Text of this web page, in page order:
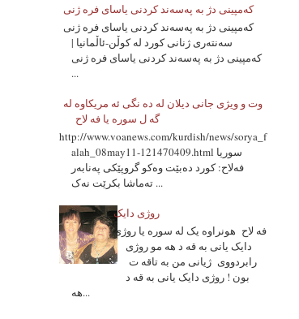
که‌مپینی دژ به‌ په‌سه‌ند کردنی یاسای فره‌ ژنی
که‌مپینی دژ به‌ په‌سه‌ند کردنی یاسای فره‌ ژنی
سه‌نته‌ری ژنانی کورد له‌ کوڵن-ئاڵمانیا |
که‌مپینی دژ به‌ په‌سه‌ند کردنی یاسای فره‌ ژنی
...
وت و ویژی جانی دیلان له ده نگی ئه مریکاوه له
گه ل سوره یا فه لاح
http://www.voanews.com/kurdish/news/sorya_f
alah_08may11-121470409.html سوریا
فه‌لاح: کورد ده‌بێت وه‌کو گروپێکی په‌نابه‌ر
ته‌ماشا بکرێت نه‌ک ...
روژی دایک
فه لاح هونراوه یک له سوره یا روژی
دایک یانی به قه د هه مو روژی
رابردووی ژیانی من به تاقه ت
بون ! روژی دایک یانی به قه د
هه...